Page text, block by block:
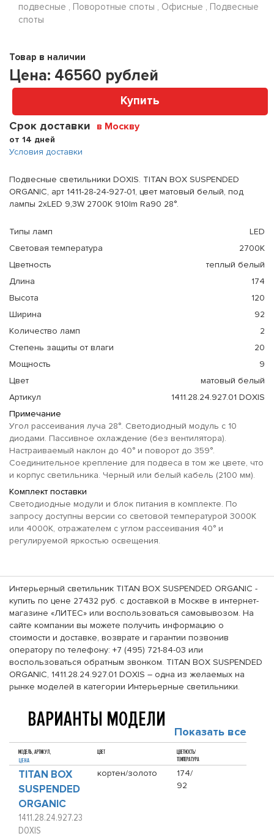
подвесные , Поворотные споты , Офисные , Подвесные
споты
Товар в наличии
Цена: 46560 рублей
Купить
Срок доставки в Москву
от 14 дней
Условия доставки
Подвесные светильники DOXIS. TITAN BOX SUSPENDED
ORGANIC, арт 1411-28-24-927-01, цвет матовый белый, под
лампы 2xLED 9,3W 2700K 910lm Ra90 28°.
Типы ламп
LED
Световая температура
2700K
Цветность
теплый белый
Длина
174
Высота
120
Ширина
92
Количество ламп
2
Степень защиты от влаги
20
Мощность
9
Цвет
матовый белый
Артикул
1411.28.24.927.01 DOXIS
Примечание
Угол рассеивания луча 28°. Светодиодный модуль с 10
диодами. Пассивное охлаждение (без вентилятора).
Настраиваемый наклон до 40° и поворот до 359°.
Соединительное крепление для подвеса в том же цвете, что
и корпус светильника. Черный или белый кабель (2100 мм).
Комплект поставки
Светодиодные модули и блок питания в комплекте. По
запросу доступны версии со световой температурой 3000K
или 4000K, отражателем с углом рассеивания 40° и
регулируемой яркостью освещения.
Интерьерный светильник TITAN BOX SUSPENDED ORGANIC -
купить по цене 27432 руб. с доставкой в Москве в интернет-
магазине «ЛИТЕС» или воспользоваться самовывозом. На
сайте компании вы можете получить информацию о
стоимости и доставке, возврате и гарантии позвонив
оператору по телефону: +7 (495) 721-84-03 или
воспользоваться обратным звонком. TITAN BOX SUSPENDED
ORGANIC, 1411.28.24.927.01 DOXIS – одна из желаемых на
рынке моделей в категории Интерьерные светильники.
ВАРИАНТЫ МОДЕЛИ Показать все
МОДЕЛЬ, АРТИКУЛ,
ЦЕНА
ЦВЕТ
ЦВЕТНОСТЬ/
ТЕМПЕРАТУРА
TITAN BOX
SUSPENDED
ORGANIC
1411.28.24.927.23
DOXIS
кортен/золото
174/
92